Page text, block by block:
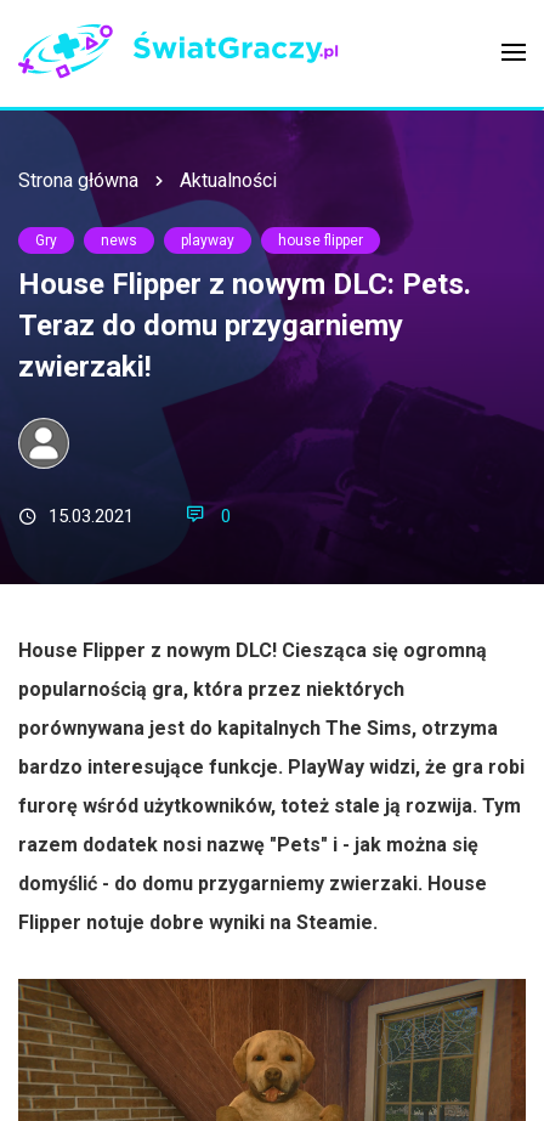
Strona główna Aktualności
Gry news playway house flipper
House Flipper z nowym DLC: Pets.
Teraz do domu przygarniemy
zwierzaki!
15.03.2021 0
House Flipper z nowym DLC! Ciesząca się ogromną
popularnością gra, która przez niektórych
porównywana jest do kapitalnych The Sims, otrzyma
bardzo interesujące funkcje. PlayWay widzi, że gra robi
furorę wśród użytkowników, toteż stale ją rozwija. Tym
razem dodatek nosi nazwę "Pets" i - jak można się
domyślić - do domu przygarniemy zwierzaki. House
Flipper notuje dobre wyniki na Steamie.